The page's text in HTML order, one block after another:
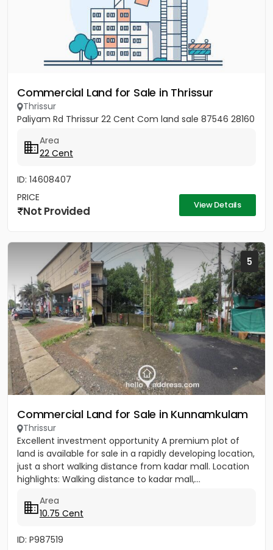
Commercial Land for Sale in Thrissur
Thrissur
Paliyam Rd Thrissur 22 Cent Com land sale 87546 28160
Area
22 Cent
ID: 14608407
PRICE
Not Provided View Details
5
Commercial Land for Sale in Kunnamkulam
Thrissur
Excellent investment opportunity A premium plot of
land is available for sale in a rapidly developing location,
just a short walking distance from kadar mall. Location
highlights: Walking distance to kadar mall,...
Area
10.75 Cent
ID: P987519